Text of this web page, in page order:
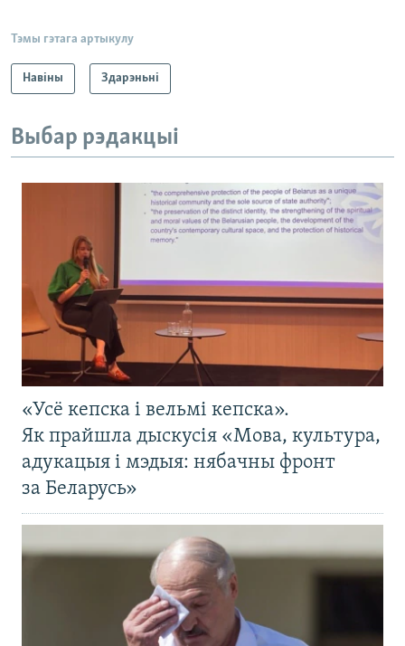
Тэмы гэтага артыкулу
Навіны Здарэньні
Выбар рэдакцыі
«Усё кепска і вельмі кепска».
Як прайшла дыскусія «Мова, культура,
адукацыя і мэдыя: нябачны фронт
за Беларусь»